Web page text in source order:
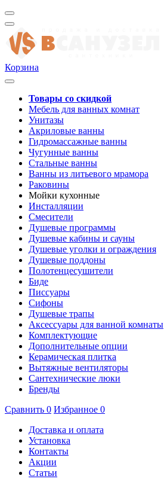
Корзина
Товары со скидкой
Мебель для ванных комнат
Унитазы
Акриловые ванны
Гидромассажные ванны
Чугунные ванны
Стальные ванны
Ванны из литьевого мрамора
Раковины
Мойки кухонные
Инсталляции
Смесители
Душевые программы
Душевые кабины и сауны
Душевые уголки и ограждения
Душевые поддоны
Полотенцесушители
Биде
Писсуары
Сифоны
Душевые трапы
Аксессуары для ванной комнаты
Комплектующие
Дополнительные опции
Керамическая плитка
Вытяжные вентиляторы
Сантехнические люки
Бренды
Сравнить 0 Избранное 0
Доставка и оплата
Установка
Контакты
Акции
Статьи